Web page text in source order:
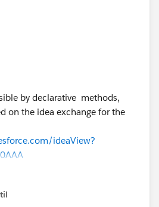
by declarative methods,
on the idea exchange for the
ideaView?